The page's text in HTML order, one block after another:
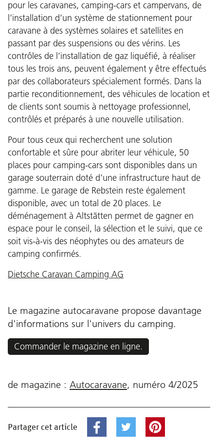
pour les caravanes, camping-cars et campervans, de
l’installation d’un système de stationnement pour
caravane à des systèmes solaires et satellites en
passant par des suspensions ou des vérins. Les
contrôles de l’installation de gaz liquéfié, à réaliser
tous les trois ans, peuvent également y être effectués
par des collaborateurs spécialement formés. Dans la
partie reconditionnement, des véhicules de location et
de clients sont soumis à nettoyage professionnel,
contrôlés et préparés à une nouvelle utilisation.
Pour tous ceux qui recherchent une solution
confortable et sûre pour abriter leur véhicule, 50
places pour camping-cars sont disponibles dans un
garage souterrain doté d’une infrastructure haut de
gamme. Le garage de Rebstein reste également
disponible, avec un total de 20 places. Le
déménagement à Altstätten permet de gagner en
espace pour le conseil, la sélection et le suivi, que ce
soit vis-à-vis des néophytes ou des amateurs de
camping confirmés.
Dietsche Caravan Camping AG
Le magazine autocaravane propose davantage
d'informations sur l'univers du camping.
Commander le magazine en ligne.
de magazine : Autocaravane, numéro 4/2025
Partager cet article